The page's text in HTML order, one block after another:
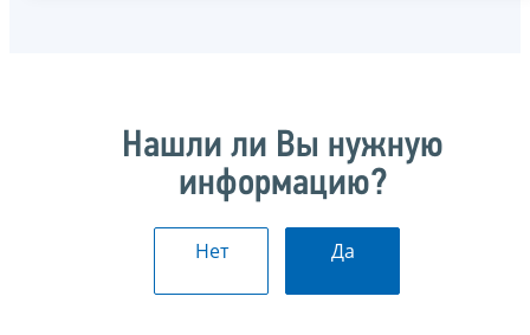
Нашли ли Вы нужную
информацию?
Нет Да